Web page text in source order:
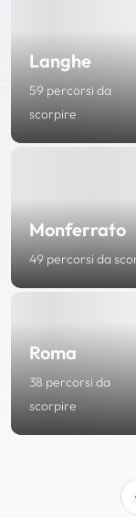
Langhe
59 percorsi da
scorpire
Monferrato
49 percorsi da
Roma
38 percorsi da
scorpire